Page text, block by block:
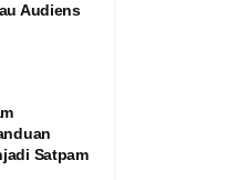
Audiens
Satpam